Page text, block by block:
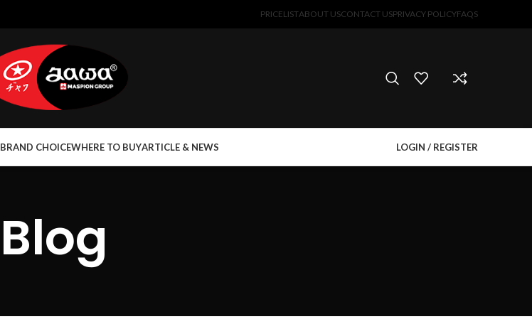
PRICELISTABOUT USCONTACT USPRIVACY POLICYFAQS
BRAND CHOICEWHERE TO BUYARTICLE & NEWS LOGIN / REGISTER
Blog